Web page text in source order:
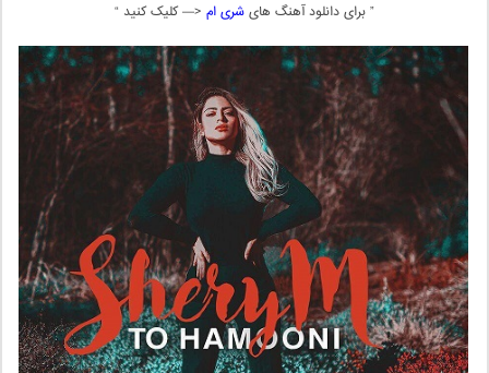
” برای دانلود آهنگ هایشری ام <— کلیک کنید “